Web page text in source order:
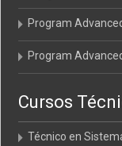
Program
Program
Cursos
Técnico en